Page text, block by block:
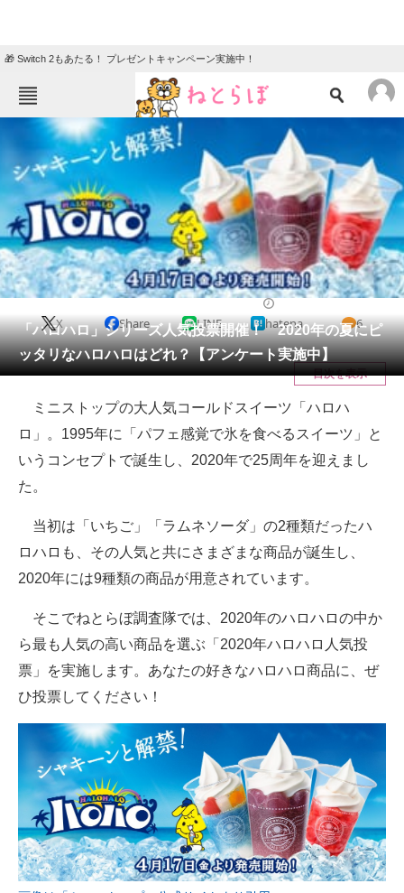
🎁 Switch 2もあたる！ プレゼントキャンペーン実施中！
ねとらぼメニュー
TOP ニュース
エンタメ クイズ
グルメ 地域
住まい 教育・育児
動物 リサーチ
会員記事
メディア
注目記事を集めた総合ページ
ITの今と未来を見通す
進化するPCとデバイスの未来
好きが集まる 比べて選べる
AI活用のいまが分かる
企業ITのトレンドを詳説
マーケ×ITの今がよく分かる
ITエンジニア向け専門サイト
企業向けIT製品の総合サイト
IT製品の技術・比較・事例
「ハロハロ」シリーズ人気投票開催！ 2020年の夏にピ
ッタリなハロハロはどれ？【アンケート実施中】
X Share LINE hatena 6
目次を表示
ミニストップの大人気コールドスイーツ「ハロハ
ロ」。1995年に「パフェ感覚で氷を食べるスイーツ」と
いうコンセプトで誕生し、2020年で25周年を迎えまし
た。
当初は「いちご」「ラムネソーダ」の2種類だったハ
ロハロも、その人気と共にさまざまな商品が誕生し、
2020年には9種類の商品が用意されています。
そこでねとらぼ調査隊では、2020年のハロハロの中か
ら最も人気の高い商品を選ぶ「2020年ハロハロ人気投
票」を実施します。あなたの好きなハロハロ商品に、ぜ
ひ投票してください！